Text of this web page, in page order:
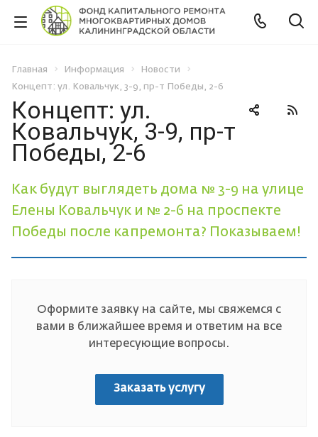
Главная Информация
Новости
Концепт: ул. Ковальчук, 3-9, пр-т Победы, 2-6
Концепт: ул.
Ковальчук, 3-9, пр-т
Победы, 2-6
Как будут выглядеть дома № 3-9 на улице
Елены Ковальчук и № 2-6 на проспекте
Победы после капремонта? Показываем!
Оформите заявку на сайте, мы свяжемся с
вами в ближайшее время и ответим на все
интересующие вопросы.
Заказать услугу